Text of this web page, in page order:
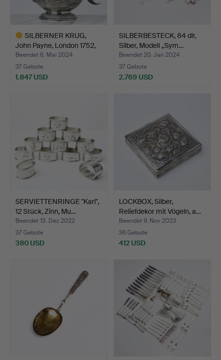
SILBERNER KRUG,
John Payne, London 1752,
g…
Beendet 6. Mai 2024
37 Gebote
1.847 USD
SILBERBESTECK, 84 dlr,
Silber, Modell „Sym…
Beendet 20. Jan 2024
37 Gebote
2.769 USD
SERVIETTENRINGE "Karl",
12 Stück, Zinn, Mu…
Beendet 13. Dez 2022
37 Gebote
380 USD
LOCKBOX, Silber,
Reliefdekor mit Vögeln, a…
Beendet 9. Nov 2023
36 Gebote
412 USD